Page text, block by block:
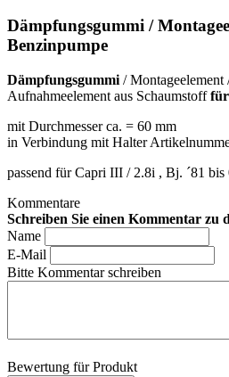
Dämpfungsgummi /
Benzinpumpe
Dämpfungsgummi / Montageelement
Aufnahmeelement aus Schaumstofffür
mit Durchmesser ca. = 60 mm
in Verbindung mit Halter
passend für Capri III / 2.8i , Bj. ´81 bis
Kommentare
Schreiben Sie einen Kommentar zu
Name
E-Mail
Bitte Kommentar schreiben
Bewertung für Produkt